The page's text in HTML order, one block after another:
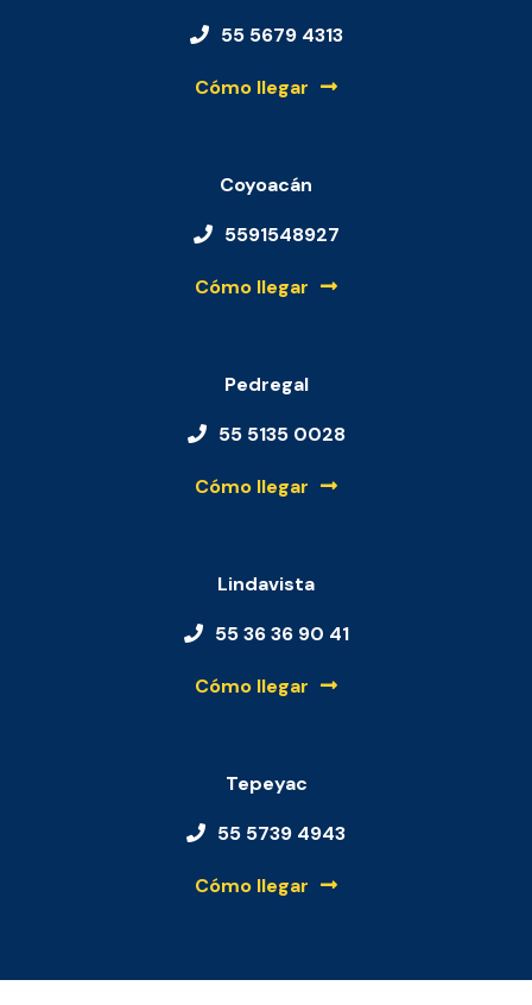
55 5679 4313
Cómo llegar
Coyoacán
5591548927
Cómo llegar
Pedregal
55 5135 0028
Cómo llegar
Lindavista
55 36 36 90 41
Cómo llegar
Tepeyac
55 5739 4943
Cómo llegar